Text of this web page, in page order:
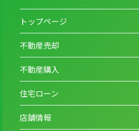
トップページ
不動産売却
不動産購入
住宅ローン
店舗情報